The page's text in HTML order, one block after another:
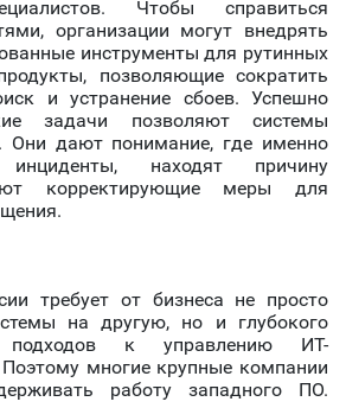
Чтобы справиться
организации могут внедрять
инструменты для рутинных
позволяющие сократить
и устранение сбоев. Успешно
задачи позволяют системы
Они дают понимание, где именно
инциденты, находят причину
корректирующие меры для
требует от бизнеса не просто
на другую, но и глубокого
подходов к управлению ИТ-
многие крупные компании
работу западного ПО.